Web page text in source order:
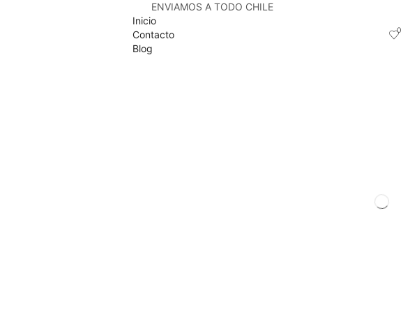
ENVIAMOS A TODO CHILE
Inicio
Contacto
Blog
0